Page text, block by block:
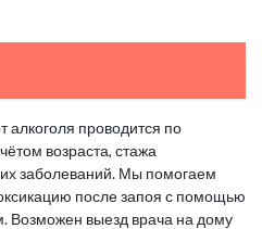
алкоголя проводится по
возраста, стажа
заболеваний. Мы помогаем
после запоя с помощью
Возможен выезд врача на дому